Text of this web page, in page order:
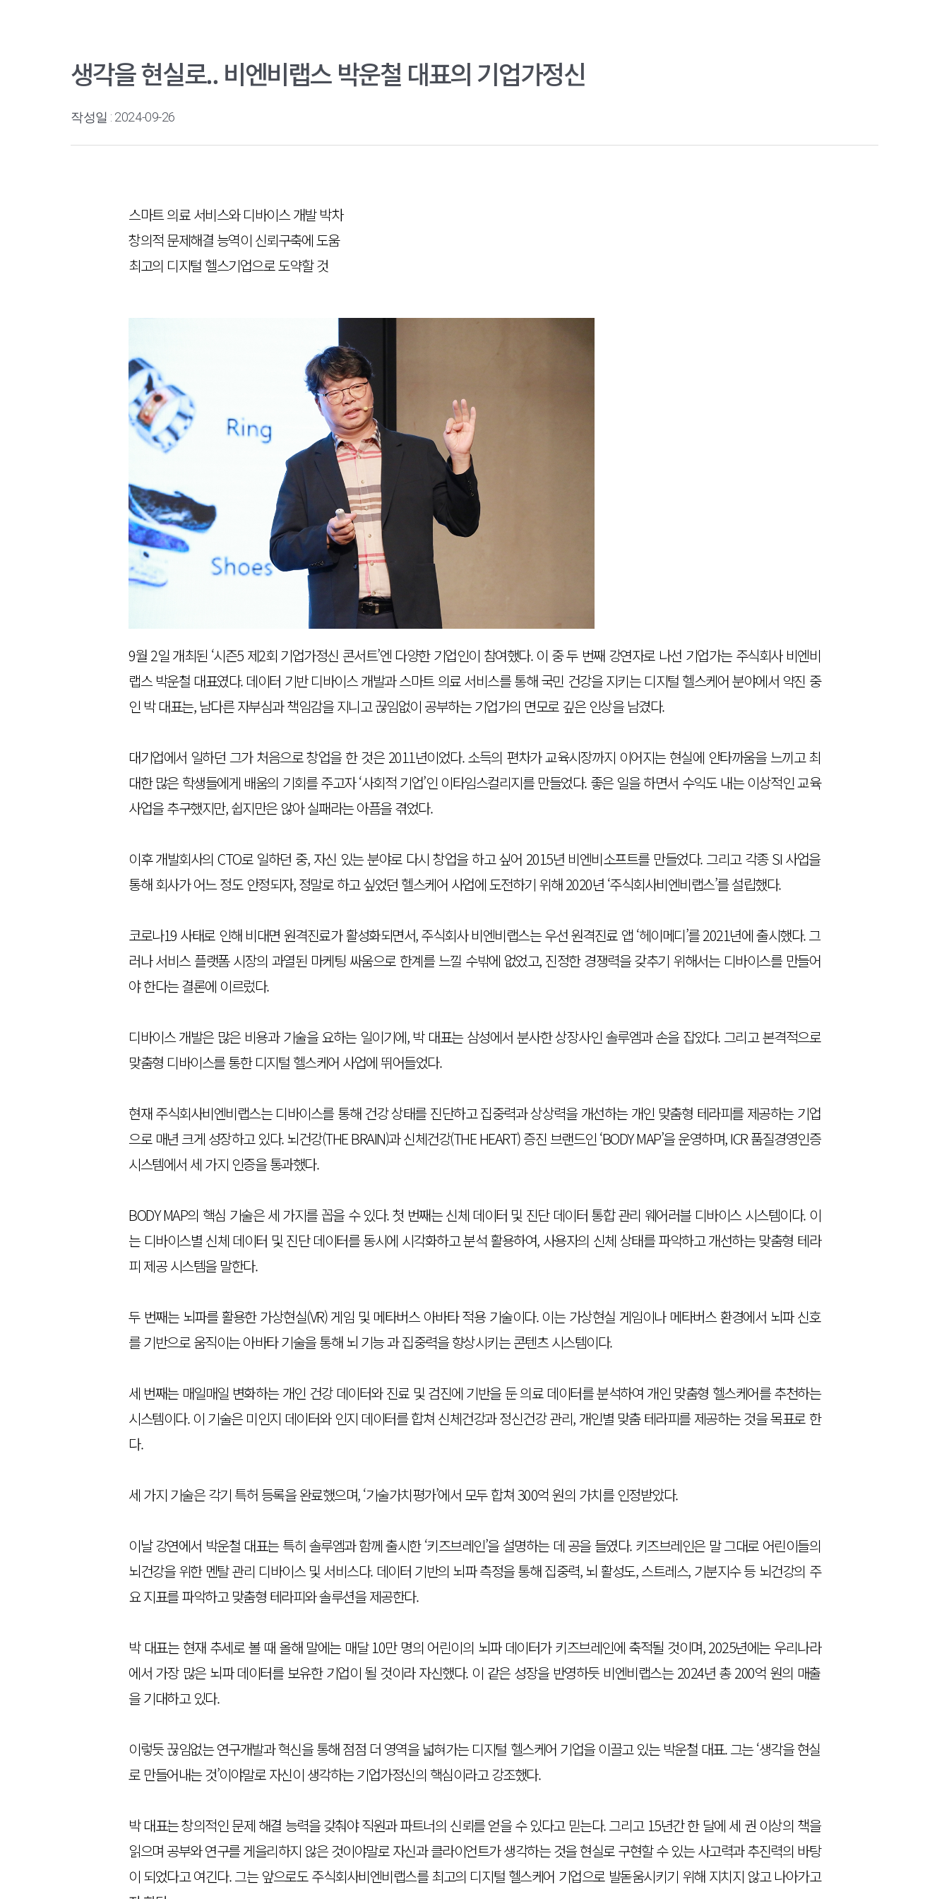
생각을 현실로.. 비엔비랩스 박운철 대표의 기업가정신
작성일 : 2024-09-26
스마트 의료 서비스와 디바이스 개발 박차
창의적 문제해결 능역이 신뢰구축에 도움
최고의 디지털 헬스기업으로 도약할 것
9월 2일 개최된 ‘시즌5 제2회 기업가정신 콘서트’엔 다양한 기업인이 참여했다. 이 중 두 번째 강연자로 나선 기업가는 주식회사 비엔비
랩스 박운철 대표였다. 데이터 기반 디바이스 개발과 스마트 의료 서비스를 통해 국민 건강을 지키는 디지털 헬스케어 분야에서 약진 중
인 박 대표는, 남다른 자부심과 책임감을 지니고 끊임없이 공부하는 기업가의 면모로 깊은 인상을 남겼다.
대기업에서 일하던 그가 처음으로 창업을 한 것은 2011년이었다. 소득의 편차가 교육시장까지 이어지는 현실에 안타까움을 느끼고 최
대한 많은 학생들에게 배움의 기회를 주고자 ‘사회적 기업’인 이타임스컬리지를 만들었다. 좋은 일을 하면서 수익도 내는 이상적인 교육
사업을 추구했지만, 쉽지만은 않아 실패라는 아픔을 겪었다.
이후 개발회사의 CTO로 일하던 중, 자신 있는 분야로 다시 창업을 하고 싶어 2015년 비엔비소프트를 만들었다. 그리고 각종 SI 사업을
통해 회사가 어느 정도 안정되자, 정말로 하고 싶었던 헬스케어 사업에 도전하기 위해 2020년 ‘주식회사비엔비랩스’를 설립했다.
코로나19 사태로 인해 비대면 원격진료가 활성화되면서, 주식회사 비엔비랩스는 우선 원격진료 앱 ‘헤이메디’를 2021년에 출시했다. 그
러나 서비스 플랫폼 시장의 과열된 마케팅 싸움으로 한계를 느낄 수밖에 없었고, 진정한 경쟁력을 갖추기 위해서는 디바이스를 만들어
야 한다는 결론에 이르렀다.
디바이스 개발은 많은 비용과 기술을 요하는 일이기에, 박 대표는 삼성에서 분사한 상장사인 솔루엠과 손을 잡았다. 그리고 본격적으로
맞춤형 디바이스를 통한 디지털 헬스케어 사업에 뛰어들었다.
현재 주식회사비엔비랩스는 디바이스를 통해 건강 상태를 진단하고 집중력과 상상력을 개선하는 개인 맞춤형 테라피를 제공하는 기업
으로 매년 크게 성장하고 있다. 뇌건강(THE BRAIN)과 신체건강(THE HEART) 증진 브랜드인 ‘BODY MAP’을 운영하며, ICR 품질경영인증
시스템에서 세 가지 인증을 통과했다.
BODY MAP의 핵심 기술은 세 가지를 꼽을 수 있다. 첫 번째는 신체 데이터 및 진단 데이터 통합 관리 웨어러블 디바이스 시스템이다. 이
는 디바이스별 신체 데이터 및 진단 데이터를 동시에 시각화하고 분석 활용하여, 사용자의 신체 상태를 파악하고 개선하는 맞춤형 테라
피 제공 시스템을 말한다.
두 번째는 뇌파를 활용한 가상현실(VR) 게임 및 메타버스 아바타 적용 기술이다. 이는 가상현실 게임이나 메타버스 환경에서 뇌파 신호
를 기반으로 움직이는 아바타 기술을 통해 뇌 기능 과 집중력을 향상시키는 콘텐츠 시스템이다.
세 번째는 매일매일 변화하는 개인 건강 데이터와 진료 및 검진에 기반을 둔 의료 데이터를 분석하여 개인 맞춤형 헬스케어를 추천하는
시스템이다. 이 기술은 미인지 데이터와 인지 데이터를 합쳐 신체건강과 정신건강 관리, 개인별 맞춤 테라피를 제공하는 것을 목표로 한
다.
세 가지 기술은 각기 특허 등록을 완료했으며, ‘기술가치평가’에서 모두 합쳐 300억 원의 가치를 인정받았다.
이날 강연에서 박운철 대표는 특히 솔루엠과 함께 출시한 ‘키즈브레인’을 설명하는 데 공을 들였다. 키즈브레인은 말 그대로 어린이들의
뇌건강을 위한 멘탈 관리 디바이스 및 서비스다. 데이터 기반의 뇌파 측정을 통해 집중력, 뇌 활성도, 스트레스, 기분지수 등 뇌건강의 주
요 지표를 파악하고 맞춤형 테라피와 솔루션을 제공한다.
박 대표는 현재 추세로 볼 때 올해 말에는 매달 10만 명의 어린이의 뇌파 데이터가 키즈브레인에 축적될 것이며, 2025년에는 우리나라
에서 가장 많은 뇌파 데이터를 보유한 기업이 될 것이라 자신했다. 이 같은 성장을 반영하듯 비엔비랩스는 2024년 총 200억 원의 매출
을 기대하고 있다.
이렇듯 끊임없는 연구개발과 혁신을 통해 점점 더 영역을 넓혀가는 디지털 헬스케어 기업을 이끌고 있는 박운철 대표. 그는 ‘생각을 현실
로 만들어내는 것’이야말로 자신이 생각하는 기업가정신의 핵심이라고 강조했다.
박 대표는 창의적인 문제 해결 능력을 갖춰야 직원과 파트너의 신뢰를 얻을 수 있다고 믿는다. 그리고 15년간 한 달에 세 권 이상의 책을
읽으며 공부와 연구를 게을리하지 않은 것이야말로 자신과 클라이언트가 생각하는 것을 현실로 구현할 수 있는 사고력과 추진력의 바탕
이 되었다고 여긴다. 그는 앞으로도 주식회사비엔비랩스를 최고의 디지털 헬스케어 기업으로 발돋움시키기 위해 지치지 않고 나아가고